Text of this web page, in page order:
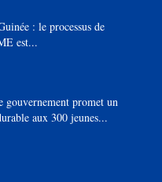
: le processus de
est...
gouvernement promet un
aux 300 jeunes...